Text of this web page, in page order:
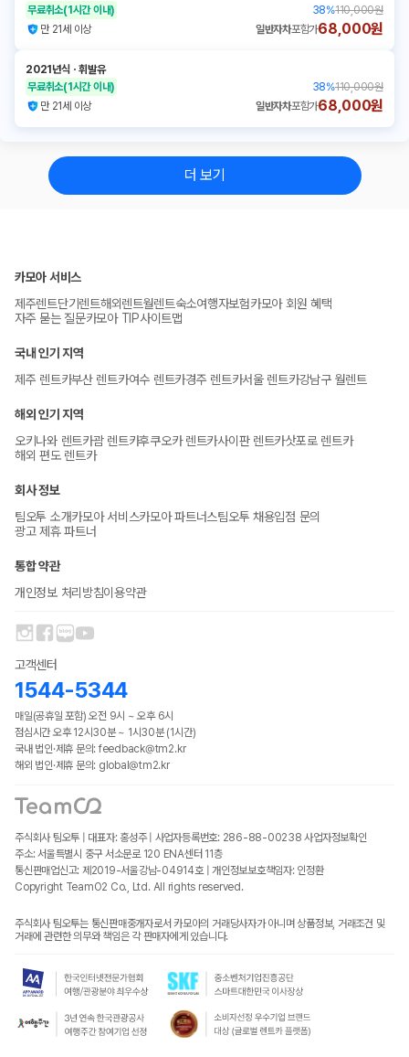
무료취소(1시간 이내) 38%110,000원
만 21세 이상
일반자차포함가68,000원
2021년식 ㆍ휘발유
무료취소(1시간 이내) 38%110,000원
만 21세 이상
일반자차포함가68,000원
더 보기
카모아 서비스
제주렌트단기렌트해외렌트월렌트숙소여행자보험카모아 회원 혜택
자주 묻는 질문카모아 TIP사이트맵
국내 인기 지역
제주 렌트카부산 렌트카여수 렌트카경주 렌트카서울 렌트카강남구 월렌트
해외 인기 지역
오키나와 렌트카괌 렌트카후쿠오카 렌트카사이판 렌트카삿포로 렌트카
해외 편도 렌트카
회사 정보
팀오투 소개카모아 서비스카모아 파트너스팀오투 채용입점 문의
광고 제휴 파트너
통합 약관
개인정보 처리방침이용약관
고객센터
1544-5344
매일(공휴일 포함) 오전 9시 ~ 오후 6시
점심시간 오후 12시30분 ~ 1시30분 (1시간)
국내 법인·제휴 문의: feedback@tm2.kr
해외 법인·제휴 문의: global@tm2.kr
주식회사 팀오투 | 대표자: 홍성주 | 사업자등록번호: 286-88-00238 사업자정보확인
주소: 서울특별시 중구 서소문로 120 ENA센터 11층
통신판매업신고: 제2019-서울강남-04914호 | 개인정보보호책임자: 인정환
Copyright TeamO2 Co., Ltd. All rights reserved.
주식회사 팀오투는 통신판매중개자로서 카모아의 거래당사자가 아니며 상품정보, 거래조건 및
거래에 관련한 의무와 책임은 각 판매자에게 있습니다.